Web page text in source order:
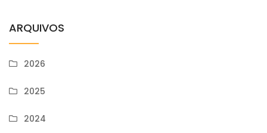
ARQUIVOS
2026
2025
2024